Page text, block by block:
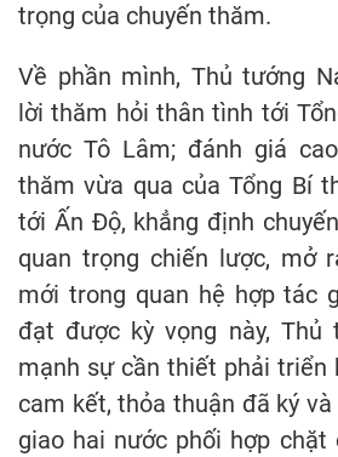
trọng của chuyến thăm.
Về phần mình, Thủ tướng
lời thăm hỏi thân tình tới
nước Tô Lâm; đánh giá
thăm vừa qua của Tổng Bí
tới Ấn Độ, khẳng định
quan trọng chiến lược, mở
mới trong quan hệ hợp tác
đạt được kỳ vọng này, Thủ
mạnh sự cần thiết phải triển
cam kết, thỏa thuận đã ký
giao hai nước phối hợp chặt